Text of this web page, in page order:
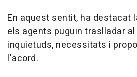
En aquest sentit, ha destacat
els agents puguin traslladar
inquietuds, necessitats i
l'acord.